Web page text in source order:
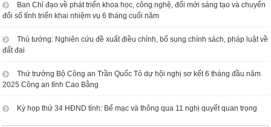
Ban Chỉ đạo về phát triển khoa học, công nghệ, đổi mới sáng tạo và chuyển
đổi số tỉnh triển khai nhiệm vụ 6 tháng cuối năm
Thủ tướng: Nghiên cứu đề xuất điều chỉnh, bổ sung chính sách, pháp luật về
đất đai
Thứ trưởng Bộ Công an Trần Quốc Tỏ dự hội nghị sơ kết 6 tháng đầu năm
2025 Công an tỉnh Cao Bằng
Kỳ họp thứ 34 HĐND tỉnh: Bế mạc và thông qua 11 nghị quyết quan trọng